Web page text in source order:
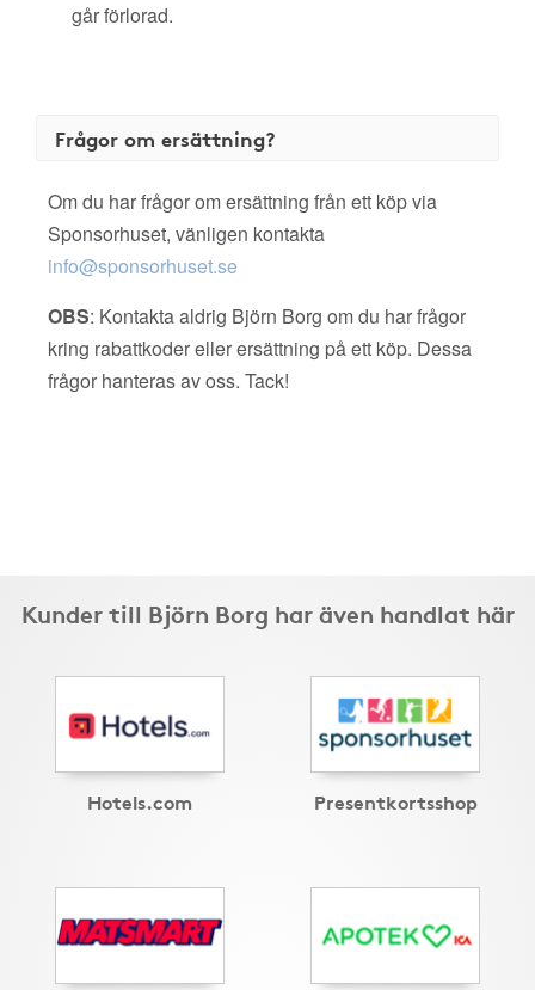
går förlorad.
Frågor om ersättning?
Om du har frågor om ersättning från ett köp via
Sponsorhuset, vänligen kontakta
info@sponsorhuset.se
OBS: Kontakta aldrig Björn Borg om du har frågor
kring rabattkoder eller ersättning på ett köp. Dessa
frågor hanteras av oss. Tack!
Kunder till Björn Borg har även handlat här
Hotels.com Presentkortsshop